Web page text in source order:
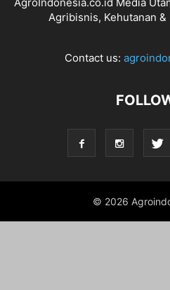
Agribisnis, Kehutanan
Contact us:
© 2026